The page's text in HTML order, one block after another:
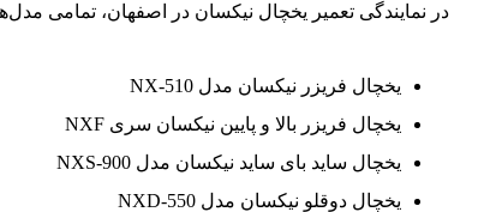
در نمایندگی تعمیر یخچال نیکسان در اصفهان، تمامی
یخچال فریزر نیکسان مدل NX-510
یخچال فریزر بالا و پایین نیکسان سری NXF
یخچال ساید بای ساید نیکسان مدل NXS-900
یخچال دوقلو نیکسان مدل NXD-550